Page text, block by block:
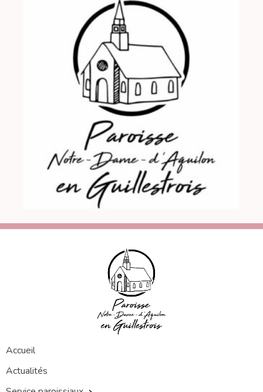
Accueil
Actualités